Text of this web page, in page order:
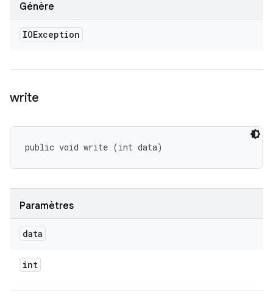
Génère
IOException
write
public void write (int data)
Paramètres
data
int